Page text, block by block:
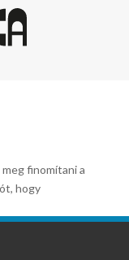
finomítani a
hogy